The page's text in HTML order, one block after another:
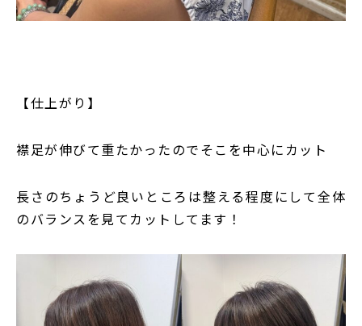
【仕上がり】
襟足が伸びて重たかったのでそこを中心にカット
長さのちょうど良いところは整える程度にして全体
のバランスを見てカットしてます！